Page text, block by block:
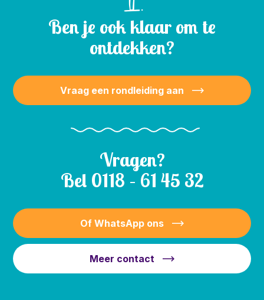
Ben je ook klaar om te
ontdekken?
Vraag een rondleiding aan
Vragen?
Bel 0118 – 61 45 32
Of WhatsApp ons
Meer contact